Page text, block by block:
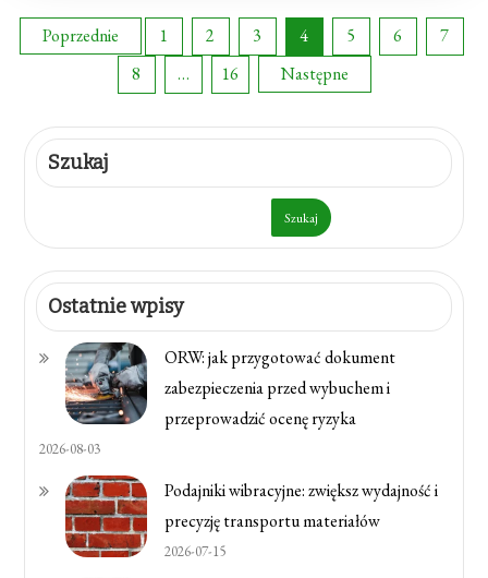
Stronicowanie
wpisów
Poprzednie 1 2 3 4 5 6
7
8
… 16 Następne
Szukaj
Szukaj
Ostatnie wpisy
ORW: jak przygotować dokument
zabezpieczenia przed wybuchem i
przeprowadzić ocenę ryzyka
2026-08-03
Podajniki wibracyjne: zwiększ wydajność i
precyzję transportu materiałów
2026-07-15